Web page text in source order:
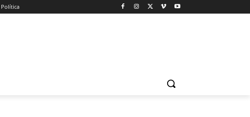
Política